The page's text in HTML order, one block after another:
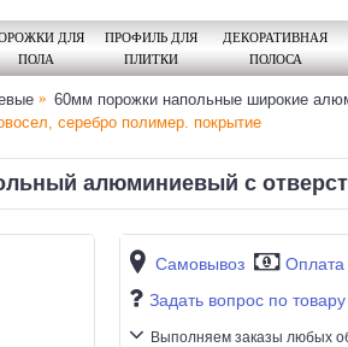
ДЛЯ
ПОЛА
ПРОФИЛЬ ДЛЯ
ПЛИТКИ
ДЕКОРАТИВНАЯ
ПОЛОСА
60мм порожки напольные широкие
серебро полимер. покрытие
алюминиевый с
Самовывоз Оплата
Задать вопрос по товару
Выполняем заказы любых